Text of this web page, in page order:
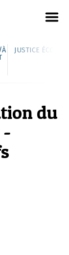
À
JUSTICE
du
-